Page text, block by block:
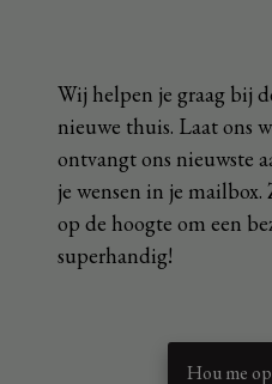
Wij helpen je graag bij
nieuwe thuis. Laat ons
ontvangt ons nieuwste
je wensen in je mailbox.
op de hoogte om een
superhandig!
Hou me